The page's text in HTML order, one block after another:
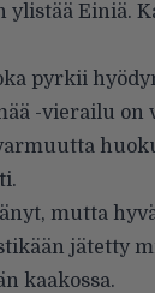
Einiä.
pyrkii
-vierailu on
mutta
jätetty
kaakossa.